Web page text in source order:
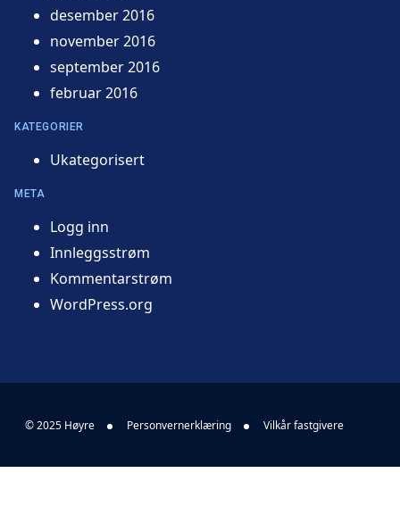
desember 2016
november 2016
september 2016
februar 2016
KATEGORIER
Ukategorisert
META
Logg inn
Innleggsstrøm
Kommentarstrøm
WordPress.org
© 2025 Høyre Personvernerklæring Vilkår fastgivere